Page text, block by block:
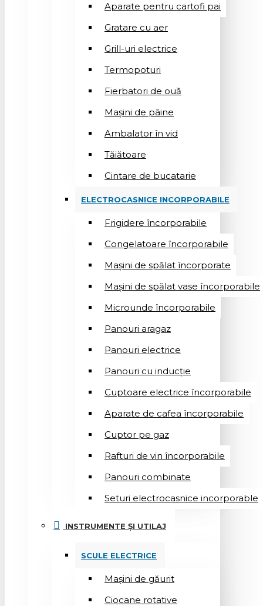
Aparate pentru cartofi pai
Gratare cu aer
Grill-uri electrice
Termopoturi
Fierbatori de ouă
Mașini de pâine
Ambalator în vid
Tăiătoare
Cintare de bucatarie
ELECTROCASNICE INCORPORABILE
Frigidere încorporabile
Congelatoare încorporabile
Mașini de spălat încorporate
Mașini de spălat vase încorporabile
Microunde încorporabile
Panouri aragaz
Panouri electrice
Panouri cu inducție
Cuptoare electrice încorporabile
Aparate de cafea încorporabile
Cuptor pe gaz
Rafturi de vin încorporabile
Panouri combinate
Seturi electrocasnice incorporable
INSTRUMENTE ȘI UTILAJ
SCULE ELECTRICE
Mașini de găurit
Ciocane rotative